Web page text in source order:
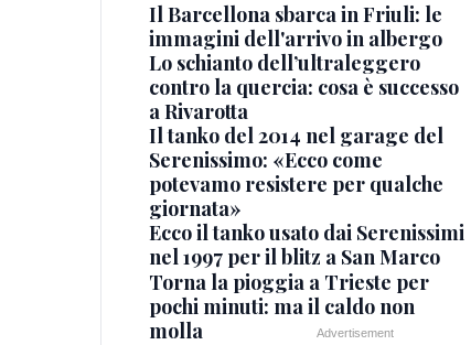
Il Barcellona sbarca in Friuli: le
immagini dell'arrivo in albergo
Lo schianto dell’ultraleggero
contro la quercia: cosa è successo
a Rivarotta
Il tanko del 2014 nel garage del
Serenissimo: «Ecco come
potevamo resistere per qualche
giornata»
Ecco il tanko usato dai Serenissimi
nel 1997 per il blitz a San Marco
Torna la pioggia a Trieste per
pochi minuti: ma il caldo non
molla